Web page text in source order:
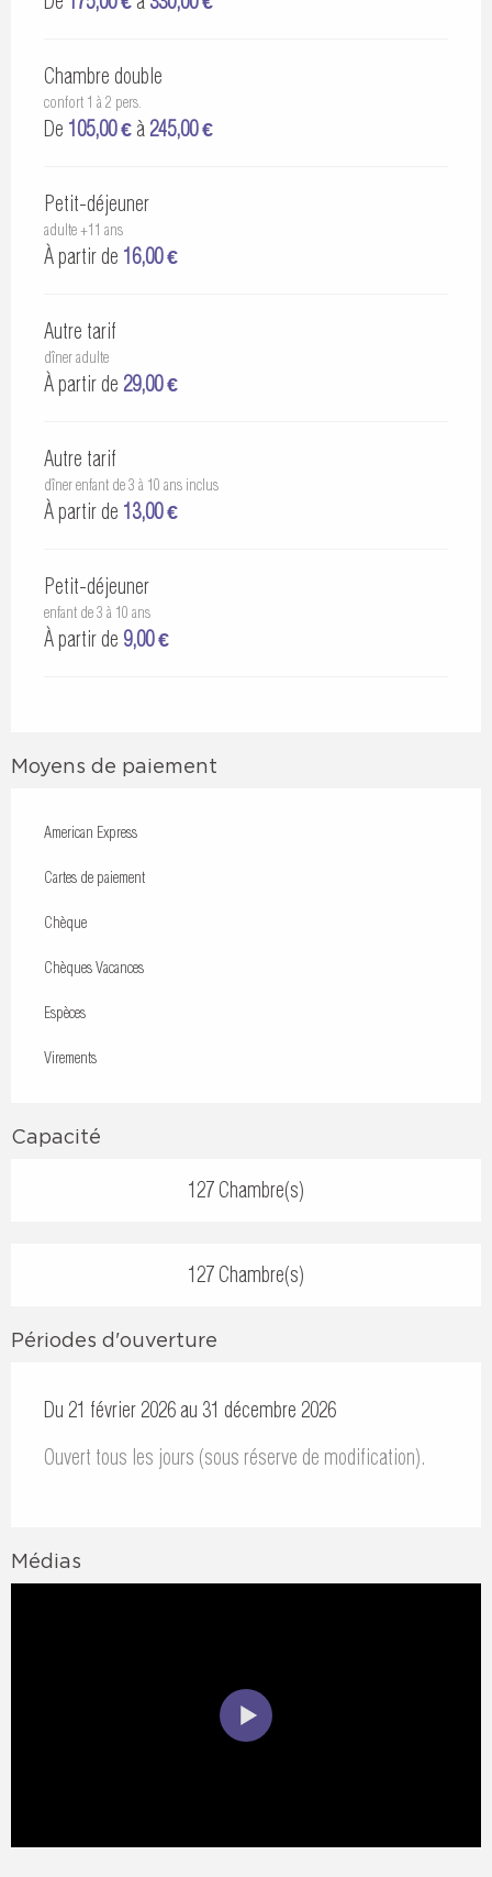
Chambre double
confort 1 à 2 pers.
De 105,00 € à 245,00 €
Petit-déjeuner
adulte +11 ans
À partir de 16,00 €
Autre tarif
dîner adulte
À partir de 29,00 €
Autre tarif
dîner enfant de 3 à 10 ans inclus
À partir de 13,00 €
Petit-déjeuner
enfant de 3 à 10 ans
À partir de 9,00 €
Moyens de paiement
American Express
Cartes de paiement
Chèque
Chèques Vacances
Espèces
Virements
Capacité
127 Chambre(s)
127 Chambre(s)
Périodes d'ouverture
Du 21 février 2026 au 31 décembre 2026
Ouvert tous les jours (sous réserve de modification).
Médias